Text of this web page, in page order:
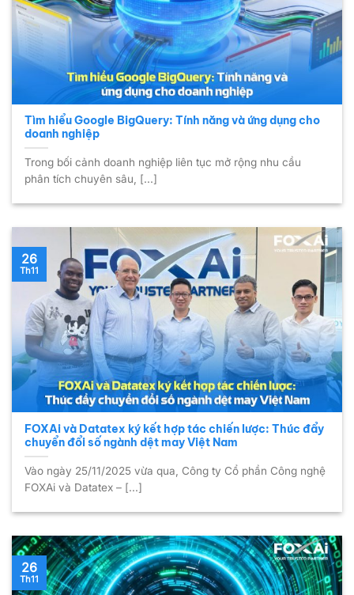
Tìm hiểu Google BigQuery: Tính năng và ứng dụng cho
doanh nghiệp
Trong bối cảnh doanh nghiệp liên tục mở rộng nhu cầu
phân tích chuyên sâu, [...]
FOXAi và Datatex ký kết hợp tác chiến lược: Thúc đẩy
chuyển đổi số ngành dệt may Việt Nam
Vào ngày 25/11/2025 vừa qua, Công ty Cổ phần Công nghệ
FOXAi và Datatex – [...]
26
Th11
26
Th11